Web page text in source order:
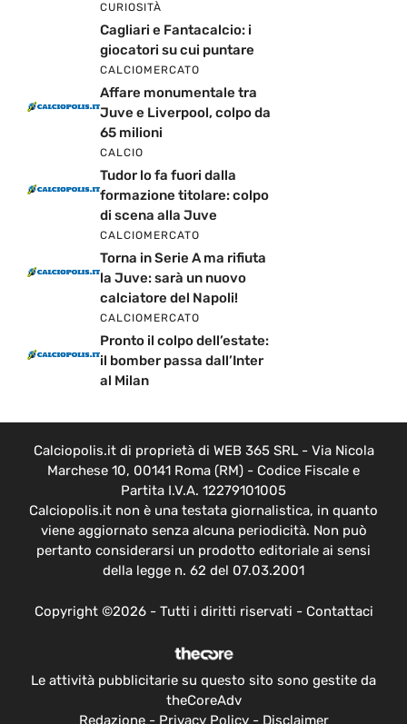
CURIOSITÀ
Cagliari e Fantacalcio: i
giocatori su cui puntare
CALCIOMERCATO
Affare monumentale tra
Juve e Liverpool, colpo da
65 milioni
CALCIO
Tudor lo fa fuori dalla
formazione titolare: colpo
di scena alla Juve
CALCIOMERCATO
Torna in Serie A ma rifiuta
la Juve: sarà un nuovo
calciatore del Napoli!
CALCIOMERCATO
Pronto il colpo dell’estate:
il bomber passa dall’Inter
al Milan
Calciopolis.it di proprietà di WEB 365 SRL - Via Nicola
Marchese 10, 00141 Roma (RM) - Codice Fiscale e
Partita I.V.A. 12279101005
Calciopolis.it non è una testata giornalistica, in quanto
viene aggiornato senza alcuna periodicità. Non può
pertanto considerarsi un prodotto editoriale ai sensi
della legge n. 62 del 07.03.2001
Copyright ©2026 - Tutti i diritti riservati - Contattaci
Le attività pubblicitarie su questo sito sono gestite da
theCoreAdv
Redazione- Privacy Policy- Disclaimer